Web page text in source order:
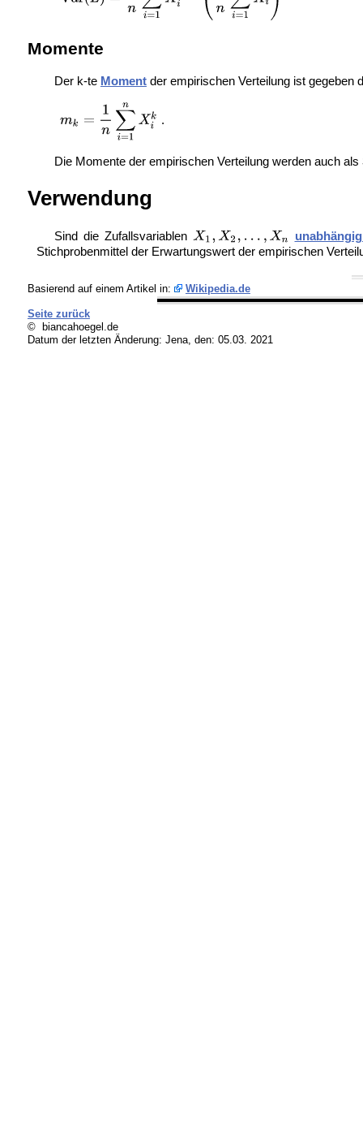
Momente
Der k-te Momentder empirischen Verteilung ist gegeben
.
Die Momente der empirischen Verteilung werden auch als
Verwendung
Sind die Zufallsvariablen
Stichprobenmittel der Erwartungswert der empirischen
Basierend auf einem Artikel in: Wikipedia.de
Seite zurück
© biancahoegel.de
Datum der letzten Änderung: Jena, den: 05.03. 2021